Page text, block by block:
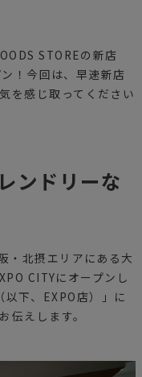
STOREの新店
！今回は、早速新店
を感じ取ってください
ンドリーな
・北摂エリアにある大
CITYにオープンし
下、EXPO店）」に
伝えします。